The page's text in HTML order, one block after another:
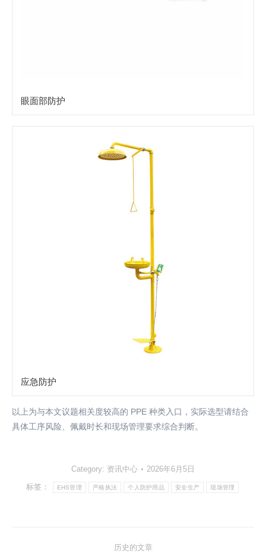
眼面部防护
应急防护
以上为与本文议题相关度较高的 PPE 种类入口，实际选型请结合
具体工序风险、佩戴时长和现场管理要求综合判断。
Category: 资讯中心 2026年6月5日
标签： EHS管理 严格执法 个人防护用品 安全生产 现场管理
历史的文章